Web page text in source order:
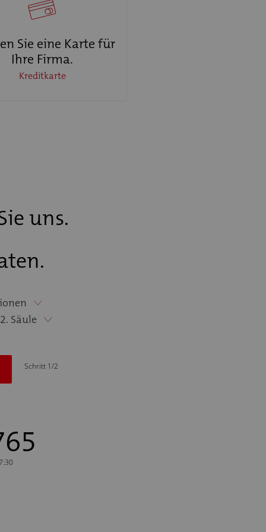
Sie eine Karte für
Ihre Firma.
Kreditkarte
uns.
Säule
Schritt 1/2